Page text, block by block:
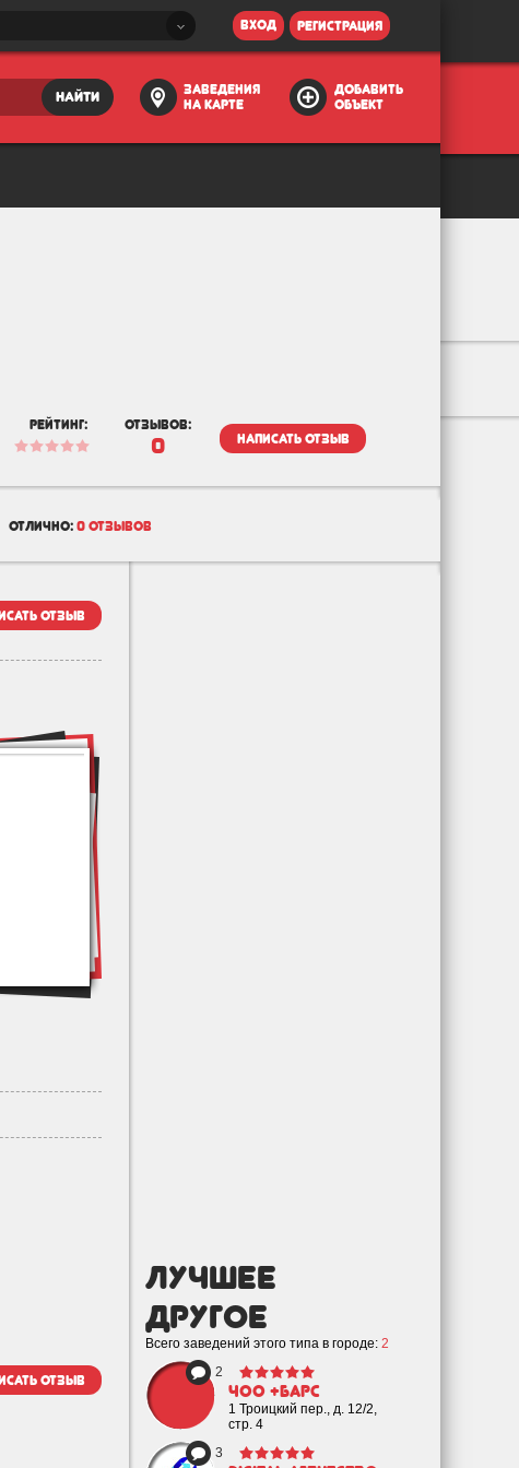
вход регистрация
найти
заведения
на карте
добавить
объект
рейтинг: отзывов:
0 написать отзыв
отлично: 0 отзывов
лучшее
Другое
Всего заведений этого типа в городе: 2
2
ЧОО +Барс
1 Троицкий пер., д. 12/2,
стр. 4
3
отзыв
отзыв